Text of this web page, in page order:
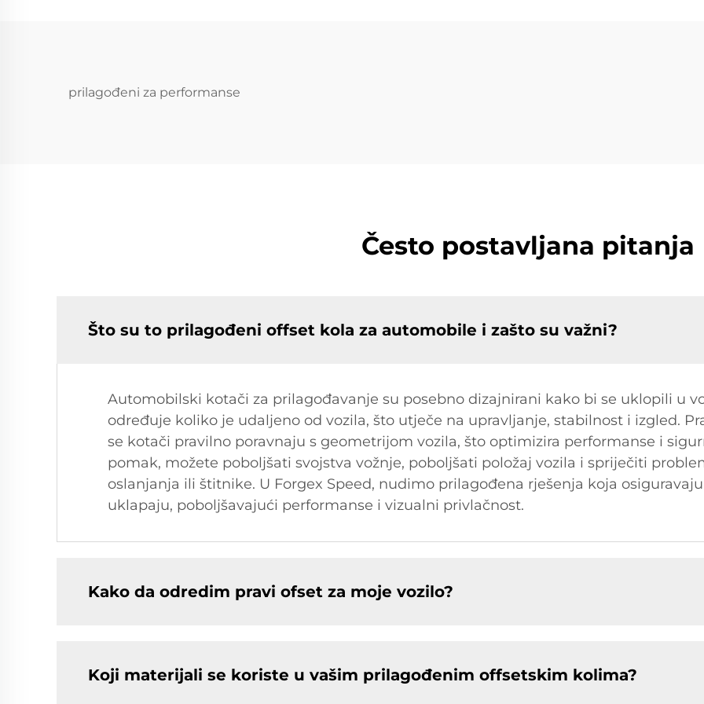
prilagođeni za performanse
Često postavljana pitanja
Što su to prilagođeni offset kola za automobile i zašto su važni?
Automobilski kotači za prilagođavanje su posebno dizajnirani kako bi se uklopili u
određuje koliko je udaljeno od vozila, što utječe na upravljanje, stabilnost i izgled.
se kotači pravilno poravnaju s geometrijom vozila, što optimizira performanse i
pomak, možete poboljšati svojstva vožnje, poboljšati položaj vozila i spriječiti
oslanjanja ili štitnike. U Forgex Speed, nudimo prilagođena rješenja koja
uklapaju, poboljšavajući performanse i vizualni privlačnost.
Kako da odredim pravi ofset za moje vozilo?
Koji materijali se koriste u vašim prilagođenim offsetskim kolima?